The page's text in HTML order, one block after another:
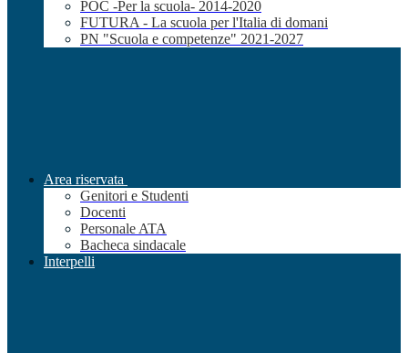
POC -Per la scuola- 2014-2020
FUTURA - La scuola per l'Italia di domani
PN "Scuola e competenze" 2021-2027
Area riservata
Genitori e Studenti
Docenti
Personale ATA
Bacheca sindacale
Interpelli